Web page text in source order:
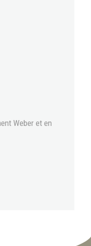
Weber et en